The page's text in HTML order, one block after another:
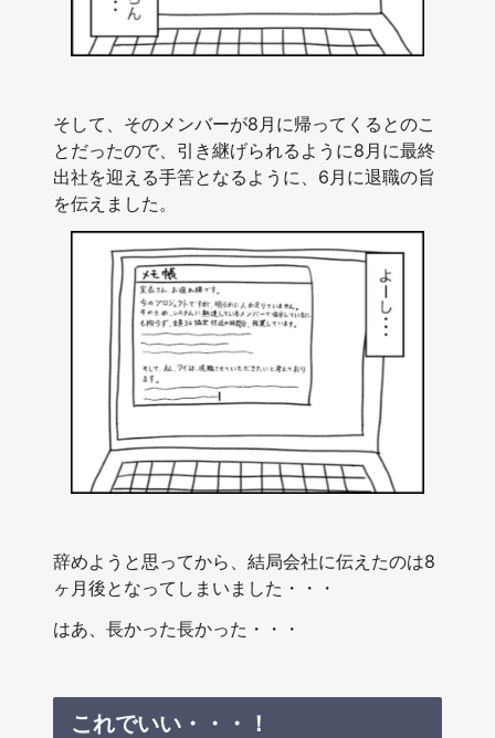
そして、そのメンバーが8月に帰ってくるとのこ
とだったので、引き継げられるように8月に最終
出社を迎える手筈となるように、6月に退職の旨
を伝えました。
辞めようと思ってから、結局会社に伝えたのは8
ヶ月後となってしまいました・・・
はあ、長かった長かった・・・
これでいい・・・！